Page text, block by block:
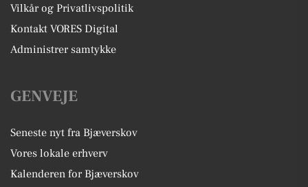
Vilkår og Privatlivspolitik
Kontakt VORES Digital
Administrer samtykke
GENVEJE
Seneste nyt fra Bjæverskov
Vores lokale erhverv
Kalenderen for Bjæverskov